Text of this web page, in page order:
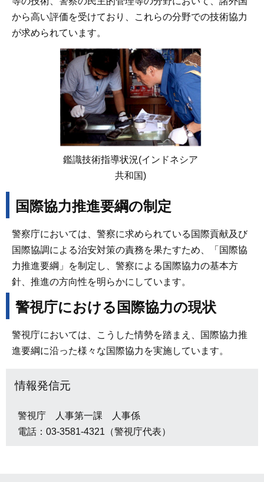
から高い評価を受けており、これらの分野での技術協力
が求められています。
鑑識技術指導状況(インドネシア
共和国)
国際協力推進要綱の制定
警察庁においては、警察に求められている国際貢献及び
国際協調による治安対策の責務を果たすため、「国際協
力推進要綱」を制定し、警察による国際協力の基本方
針、推進の方向性を明らかにしています。
警視庁における国際協力の現状
警視庁においては、こうした情勢を踏まえ、国際協力推
進要綱に沿った様々な国際協力を実施しています。
情報発信元
警視庁 人事第一課 人事係
電話：03-3581-4321（警視庁代表）